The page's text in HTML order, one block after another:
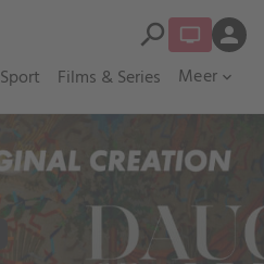
Sport Films & Series Meer expand_more
search person